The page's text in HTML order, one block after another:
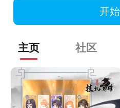
开
主页 社区